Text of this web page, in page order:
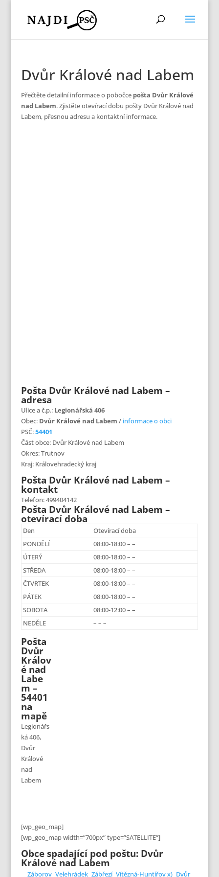
Dvůr Králové nad Labem
Přečtěte detailní informace o pobočce pošta Dvůr Králové
nad Labem. Zjistěte otevírací dobu pošty Dvůr Králové nad
Labem, přesnou adresu a kontaktní informace.
Pošta Dvůr Králové nad Labem –
adresa
Ulice a č.p.: Legionářská 406
Obec: Dvůr Králové nad Labem / informace o obci
PSČ:54401
Část obce: Dvůr Králové nad Labem
Okres: Trutnov
Kraj: Královehradecký kraj
Pošta Dvůr Králové nad Labem –
kontakt
Telefon: 499404142
Pošta Dvůr Králové nad Labem –
otevírací doba
Den
Otevírací doba
PONDĚLÍ
08:00-18:00 – –
ÚTERÝ
08:00-18:00 – –
STŘEDA
08:00-18:00 – –
ČTVRTEK
08:00-18:00 – –
PÁTEK
08:00-18:00 – –
SOBOTA
08:00-12:00 – –
NEDĚLE
– – –
[wp_geo_map]
Pošta
Dvůr
Králov
é nad
Labe
m –
54401
na
mapě
Legionářs
ká 406,
Dvůr
Králové
nad
Labem
[wp_geo_map width=”700px” type=”SATELLITE”]
Obce spadající pod poštu: Dvůr
Králové nad Labem
Záborov Velehrádek Zábřezí Vítězná-Huntířov x) Dvůr